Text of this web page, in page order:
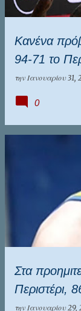
Κανένα
94-71 το
την Ιανουαρίου 31,
0
Στα
Περιστέρι,
την Ιανουαρίου 29,